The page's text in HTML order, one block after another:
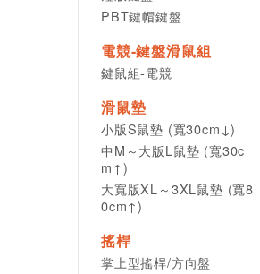
PBT鍵帽鍵盤
電競-鍵盤滑鼠組
鍵鼠組-電競
滑鼠墊
小版S鼠墊 (寬30cm↓)
中M～大版L鼠墊 (寬30c
m↑)
大寬版XL～3XL鼠墊 (寬8
0cm↑)
搖桿
掌上型搖桿/方向盤